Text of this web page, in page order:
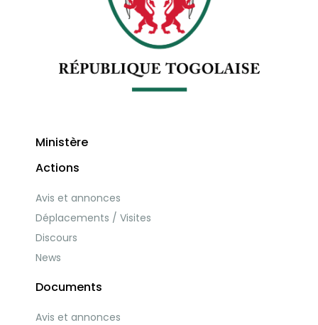
Ministère
Actions
Avis et annonces
Déplacements / Visites
Discours
News
Documents
Avis et annonces